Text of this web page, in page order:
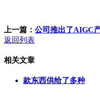
上一篇： 公司推出了AIGC
返回列表
相关文章
款东西供给了多种